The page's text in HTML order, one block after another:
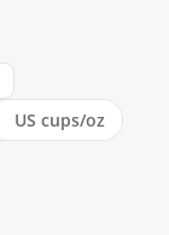
US cups/oz